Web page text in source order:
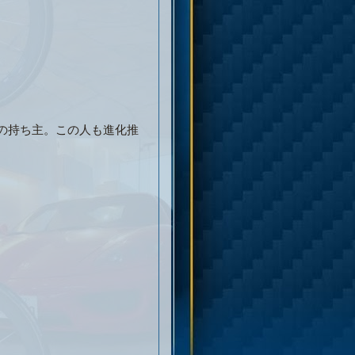
持ち主。この人も進化推